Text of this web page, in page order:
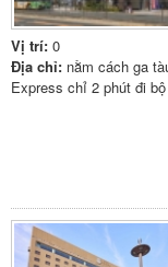
Vị trí: 0
Địa chỉ: nằm cách ga
Express chỉ 2 phút đi bộ